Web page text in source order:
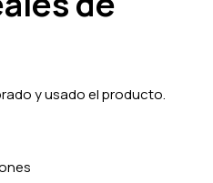
y usado el producto.